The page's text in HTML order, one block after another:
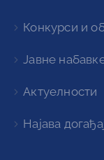
Конкурси и
Јавне
Актуелности
Најава